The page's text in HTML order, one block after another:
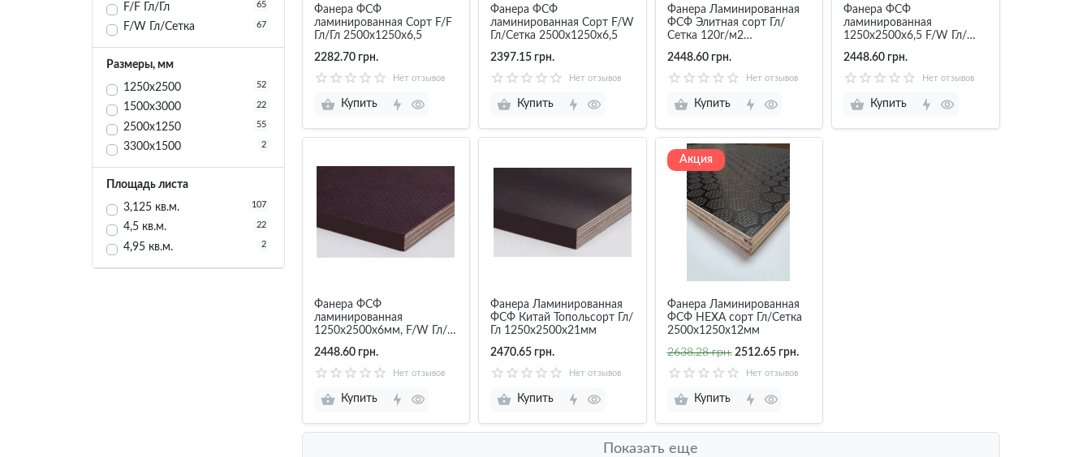
F/F Гл/Гл
65
F/W Гл/Сетка 67
Размеры, мм
1250x2500
52
1500x3000 22
2500x1250 55
3300х1500 2
Площадь листа
3,125 кв.м.
107
4,5 кв.м. 22
4,95 кв.м. 2
Фанера ФСФ
ламинированная Сорт F/F
Гл/Гл 2500х1250х6,5
2282.70 грн.
Нет отзывов
Купить
Фанера ФСФ
ламинированная Сорт F/W
Гл/Сетка 2500х1250х6,5
2397.15 грн.
Нет отзывов
Купить
Фанера Ламинированная
ФСФ Элитная сорт Гл/
Сетка 120г/м2
2448.60 грн.
Нет отзывов
Купить
Фанера ФСФ
ламинированная
1250х2500х6,5 F/W Гл/
2448.60 грн.
Нет отзывов
Купить
Фанера ФСФ
ламинированная
1250х2500х6мм, F/W Гл/
2448.60 грн.
Нет отзывов
Купить
Фанера Ламинированная
ФСФ Китай Топольсорт Гл/
Гл 1250х2500х21мм
2470.65 грн.
Нет отзывов
Купить
Акция
Фанера Ламинированная
ФСФ НЕХА сорт Гл/Сетка
2500х1250х12мм
2638.28 грн. 2512.65 грн.
Нет отзывов
Купить
Показать еще